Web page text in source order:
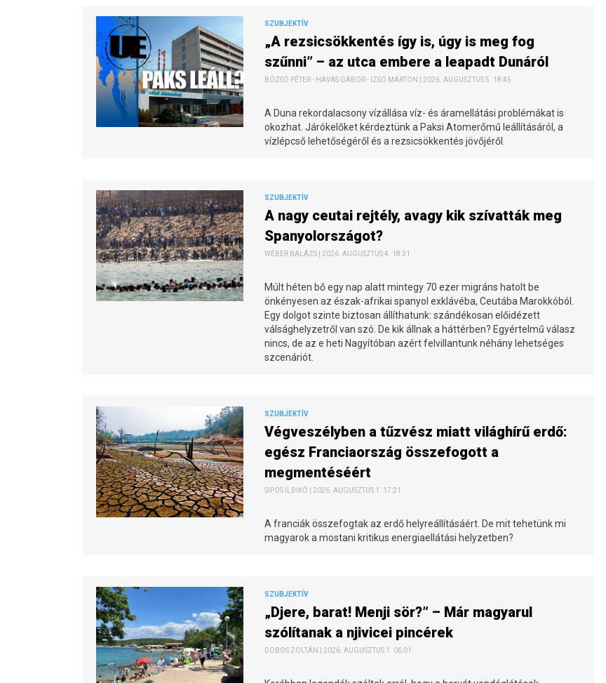
SZUBJEKTÍV
„A rezsicsökkentés így is, úgy is meg fog
szűnni” – az utca embere a leapadt Dunáról
BÓZSÓ PÉTER - HAVAS GÁBOR - IZSÓ MÁRTON | 2026. AUGUSZTUS 5. 18:45
A Duna rekordalacsony vízállása víz- és áramellátási problémákat is
okozhat. Járókelőket kérdeztünk a Paksi Atomerőmű leállításáról, a
vízlépcső lehetőségéről és a rezsicsökkentés jövőjéről.
SZUBJEKTÍV
A nagy ceutai rejtély, avagy kik szívatták meg
Spanyolországot?
WÉBER BALÁZS | 2026. AUGUSZTUS 4. 18:31
Múlt héten bő egy nap alatt mintegy 70 ezer migráns hatolt be
önkényesen az észak-afrikai spanyol exklávéba, Ceutába Marokkóból.
Egy dolgot szinte biztosan állíthatunk: szándékosan előidézett
válsághelyzetről van szó. De kik állnak a háttérben? Egyértelmű válasz
nincs, de az e heti Nagyítóban azért felvillantunk néhány lehetséges
szcenáriót.
SZUBJEKTÍV
Végveszélyben a tűzvész miatt világhírű erdő:
egész Franciaország összefogott a
megmentéséért
SIPOS ILDIKÓ | 2026. AUGUSZTUS 1. 17:21
A franciák összefogtak az erdő helyreállításáért. De mit tehetünk mi
magyarok a mostani kritikus energiaellátási helyzetben?
SZUBJEKTÍV
„Djere, barat! Menji sör?” – Már magyarul
szólítanak a njivicei pincérek
DOBOS ZOLTÁN | 2026. AUGUSZTUS 1. 06:01